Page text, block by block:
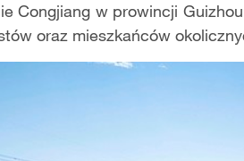
Congjiang w prowincji
oraz mieszkańców